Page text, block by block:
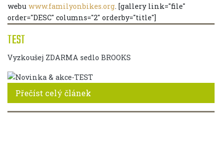
TEST
Vyzkoušej ZDARMA sedlo BROOKS
Přečíst celý článek
webu www.familyonbikes.org. [gallery link="file"
order="DESC" columns="2" orderby="title"]